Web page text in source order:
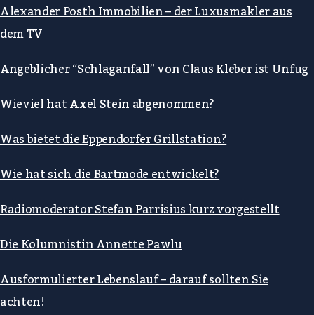
Alexander Posth Immobilien – der Luxusmakler aus
dem TV
Angeblicher “Schlaganfall” von Claus Kleber ist Unfug
Wieviel hat Axel Stein abgenommen?
Was bietet die Eppendorfer Grillstation?
Wie hat sich die Bartmode entwickelt?
Radiomoderator Stefan Parrisius kurz vorgestellt
Die Kolumnistin Annette Pawlu
Ausformulierter Lebenslauf – darauf sollten Sie
achten!